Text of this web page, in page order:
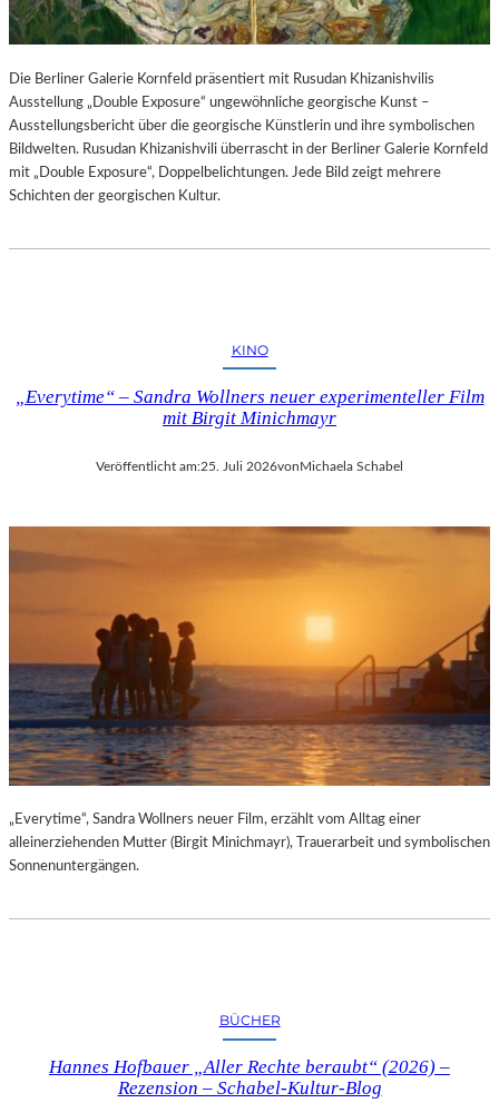
Die Berliner Galerie Kornfeld präsentiert mit Rusudan Khizanishvilis
Ausstellung „Double Exposure“ ungewöhnliche georgische Kunst –
Ausstellungsbericht über die georgische Künstlerin und ihre symbolischen
Bildwelten. Rusudan Khizanishvili überrascht in der Berliner Galerie Kornfeld
mit „Double Exposure“, Doppelbelichtungen. Jede Bild zeigt mehrere
Schichten der georgischen Kultur.
KINO
„Everytime“ – Sandra Wollners neuer experimenteller Film
mit Birgit Minichmayr
Veröffentlicht am:25. Juli 2026vonMichaela Schabel
„Everytime“, Sandra Wollners neuer Film, erzählt vom Alltag einer
alleinerziehenden Mutter (Birgit Minichmayr), Trauerarbeit und symbolischen
Sonnenuntergängen.
BÜCHER
Hannes Hofbauer „Aller Rechte beraubt“ (2026) –
Rezension – Schabel-Kultur-Blog